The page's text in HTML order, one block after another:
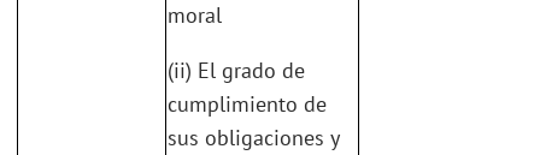
moral
(ii) El grado de
cumplimiento de
sus obligaciones y